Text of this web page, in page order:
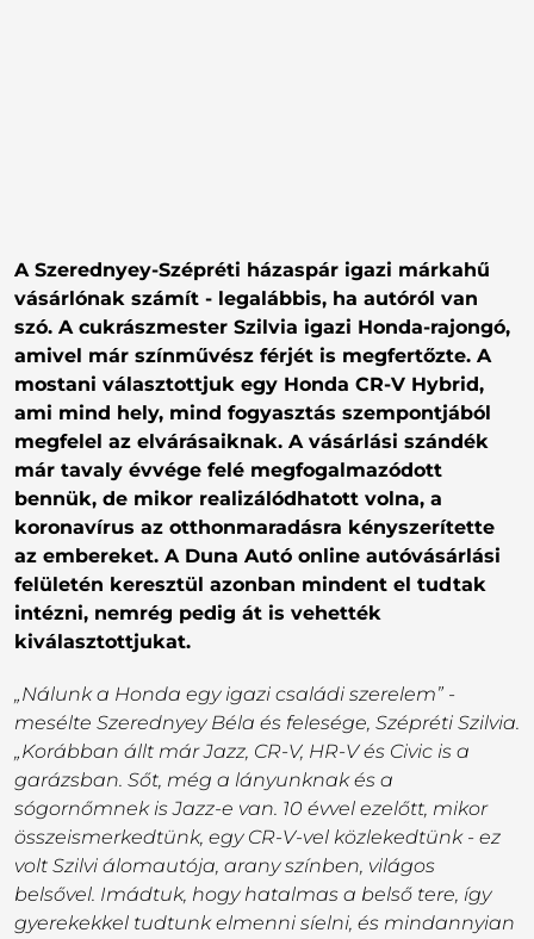
A Szerednyey-Szépréti házaspár igazi márkahű
vásárlónak számít - legalábbis, ha autóról van
szó. A cukrászmester Szilvia igazi Honda-rajongó,
amivel már színművész férjét is megfertőzte. A
mostani választottjuk egy Honda CR-V Hybrid,
ami mind hely, mind fogyasztás szempontjából
megfelel az elvárásaiknak. A vásárlási szándék
már tavaly évvége felé megfogalmazódott
bennük, de mikor realizálódhatott volna, a
koronavírus az otthonmaradásra kényszerítette
az embereket. A Duna Autó online autóvásárlási
felületén keresztül azonban mindent el tudtak
intézni, nemrég pedig át is vehették
kiválasztottjukat.
„Nálunk a Honda egy igazi családi szerelem” -
mesélte Szerednyey Béla és felesége, Szépréti Szilvia.
„Korábban állt már Jazz, CR-V, HR-V és Civic is a
garázsban. Sőt, még a lányunknak és a
sógornőmnek is Jazz-e van. 10 évvel ezelőtt, mikor
összeismerkedtünk, egy CR-V-vel közlekedtünk - ez
volt Szilvi álomautója, arany színben, világos
belsővel. Imádtuk, hogy hatalmas a belső tere, így
gyerekekkel tudtunk elmenni síelni, és mindannyian